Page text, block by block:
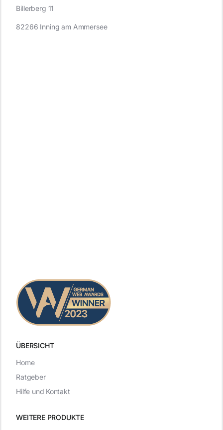
ÜBERSICHT
WEITERE PRODUKTE
Billerberg 11
82266 Inning am Ammersee
Home
Ratgeber
Hilfe und Kontakt